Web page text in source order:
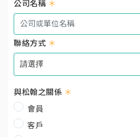
公司名稱 ＊
聯絡方式 ＊
與松翰之關係 ＊
會員
客戶